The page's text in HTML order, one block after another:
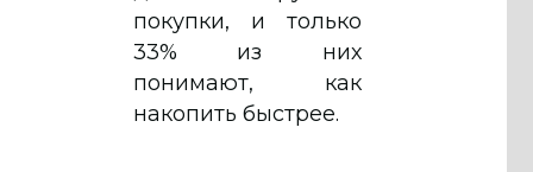
покупки, и только
33% из них
понимают, как
накопить быстрее.